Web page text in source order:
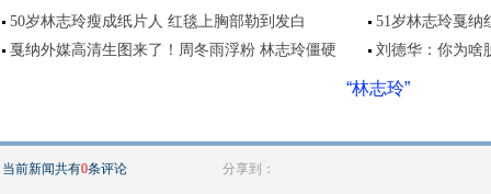
50岁林志玲瘦成纸片人 红毯上胸部勒到发白
51岁林志玲戛纳
戛纳外媒高清生图来了！周冬雨浮粉 林志玲僵硬
刘德华：你为啥
“林志玲”
当前新闻共有0条评论 分享到：